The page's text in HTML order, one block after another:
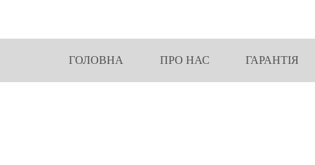
ГОЛОВНА ПРО НАС ГАРАНТІЯ